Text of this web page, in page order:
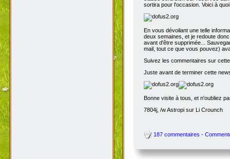
sortira pour l'occasion. Voici à
En vous dévoilant une telle
deux semaines, et je redoute
avant d'être supprimée...
mail, tout ce que vous pouvez)
Suivez les commentaires sur
Juste avant de terminer cette
Bonne visite à tous, et n'oubliez
7804j, /w Astropi sur Li Crounch
187 commentaires -